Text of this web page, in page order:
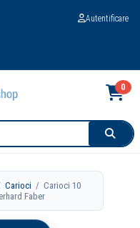
Autentificare
0
Carioci / Carioci 10
Faber